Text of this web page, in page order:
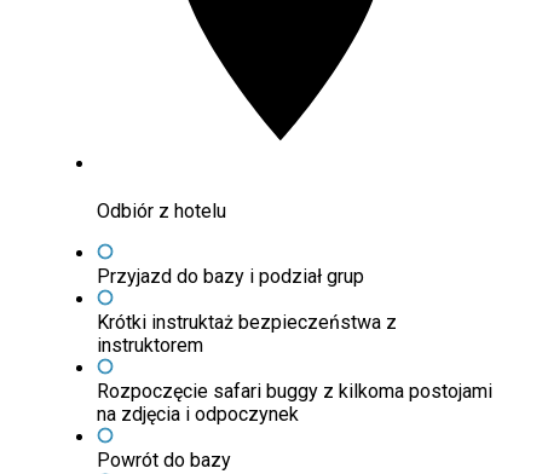
Odbiór z hotelu
Przyjazd do bazy i podział grup
Krótki instruktaż bezpieczeństwa z
instruktorem
Rozpoczęcie safari buggy z kilkoma postojami
na zdjęcia i odpoczynek
Powrót do bazy